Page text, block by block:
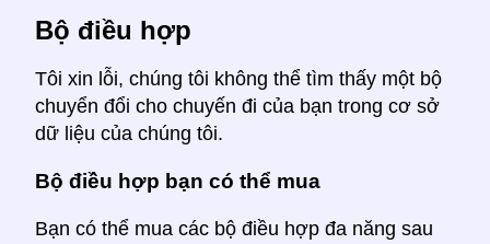
Bộ điều hợp
Tôi xin lỗi, chúng tôi không thể tìm thấy một bộ
chuyển đổi cho chuyến đi của bạn trong cơ sở
dữ liệu của chúng tôi.
Bộ điều hợp bạn có thể mua
Bạn có thể mua các bộ điều hợp đa năng sau